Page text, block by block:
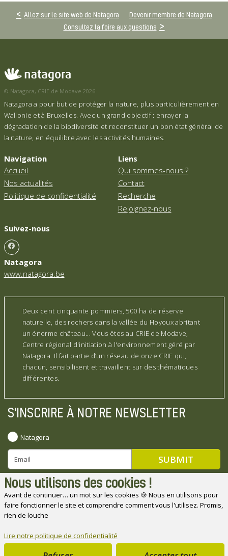
Nous utilisons des cookies !
Avant de continuer… un mot sur les cookies 🍪 Nous en utilisons pour
faire fonctionner le site et comprendre comment vous l'utilisez. Promis,
rien de louche
Lire notre politique de confidentialité
Allez sur le site web de Natagora
Devenir membre de Natagora
Consultez la foire aux questions
© Natagora, CRIE de Modave 2026
Natagora a pour but de protéger la nature, plus particulièrement en
Wallonie et à Bruxelles. Avec un grand objectif : enrayer la
dégradation de la biodiversité et reconstituer un bon état général de
la nature, en équilibre avec les activités humaines.
Navigation
Accueil
Nos actualités
Politique de confidentialité
Liens
Qui sommes-nous ?
Contact
Recherche
Rejoignez-nous
Suivez-nous
Natagora
www.natagora.be
Deux cent cinquante pommiers, 500 ha de réserve
naturelle, des rochers dans la vallée du Hoyoux abritant
un énorme château... Vous êtes au CRIE de Modave,
Centre régional d'initiation à l'environnement géré par
Natagora. Il fait partie d’un réseau de onze CRIE qui,
chacun, sensibilisent et travaillent sur des thématiques
différentes.
S'INSCRIRE À NOTRE NEWSLETTER
Natagora
Natagora souhaite remercier ses partenaires